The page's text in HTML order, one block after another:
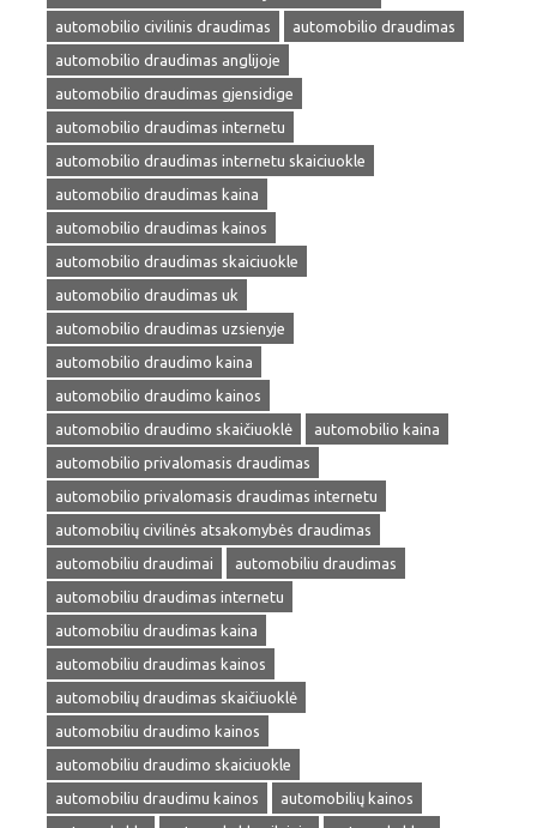
automobilio civilinis draudimas
automobilio draudimas
automobilio draudimas anglijoje
automobilio draudimas gjensidige
automobilio draudimas internetu
automobilio draudimas internetu skaiciuokle
automobilio draudimas kaina
automobilio draudimas kainos
automobilio draudimas skaiciuokle
automobilio draudimas uk
automobilio draudimas uzsienyje
automobilio draudimo kaina
automobilio draudimo kainos
automobilio draudimo skaičiuoklė
automobilio kaina
automobilio privalomasis draudimas
automobilio privalomasis draudimas internetu
automobilių civilinės atsakomybės draudimas
automobiliu draudimai
automobiliu draudimas
automobiliu draudimas internetu
automobiliu draudimas kaina
automobiliu draudimas kainos
automobilių draudimas skaičiuoklė
automobiliu draudimo kainos
automobiliu draudimo skaiciuokle
automobiliu draudimu kainos
automobilių kainos